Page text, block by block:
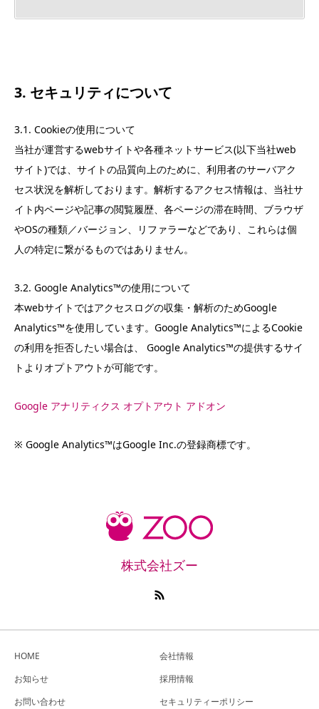
3. セキュリティについて
3.1. Cookieの使用について
当社が運営するwebサイトや各種ネットサービス(以下当社web
サイト)では、サイトの品質向上のために、利用者のサーバアク
セス状況を解析しております。解析するアクセス情報は、当社サ
イト内ページや記事の閲覧履歴、各ページの滞在時間、ブラウザ
やOSの種類／バージョン、リファラーなどであり、これらは個
人の特定に繋がるものではありません。
3.2. Google Analytics™の使用について
本webサイトではアクセスログの収集・解析のためGoogle
Analytics™を使用しています。Google Analytics™によるCookie
の利用を拒否したい場合は、 Google Analytics™の提供するサイ
トよりオプトアウトが可能です。
Google アナリティクス オプトアウト アドオン
※ Google Analytics™はGoogle Inc.の登録商標です。
株式会社ズー
HOME
会社情報
お知らせ
採用情報
お問い合わせ
セキュリティーポリシー